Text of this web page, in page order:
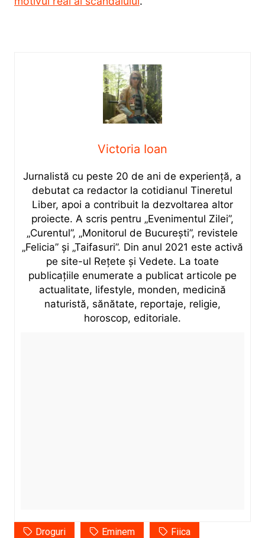
Victoria Ioan
Jurnalistă cu peste 20 de ani de experiență, a
debutat ca redactor la cotidianul Tineretul
Liber, apoi a contribuit la dezvoltarea altor
proiecte. A scris pentru „Evenimentul Zilei”,
„Curentul”, „Monitorul de București”, revistele
„Felicia” și „Taifasuri”. Din anul 2021 este activă
pe site-ul Rețete și Vedete. La toate
publicațiile enumerate a publicat articole pe
actualitate, lifestyle, monden, medicină
naturistă, sănătate, reportaje, religie,
horoscop, editoriale.
Droguri Eminem Fiica